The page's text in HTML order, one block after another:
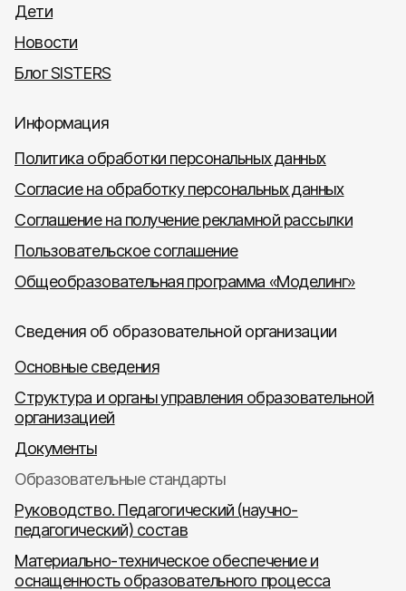
Дети
Новости
Блог SISTERS
Информация
Политика обработки персональных данных
Согласие на обработку персональных данных
Соглашение на получение рекламной рассылки
Пользовательское соглашение
Общеобразовательная программа «Моделинг»
Сведения об образовательной организации
Основные сведения
Структура и органы управления образовательной
организацией
Документы
Образовательные стандарты
Руководство. Педагогический (научно-
педагогический) состав
Материально-техническое обеспечение и
оснащенность образовательного процесса